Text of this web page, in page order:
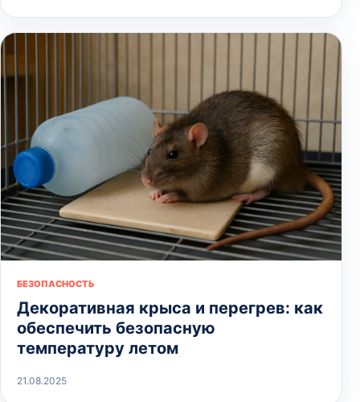
БЕЗОПАСНОСТЬ
Декоративная крыса и перегрев: как
обеспечить безопасную
температуру летом
21.08.2025